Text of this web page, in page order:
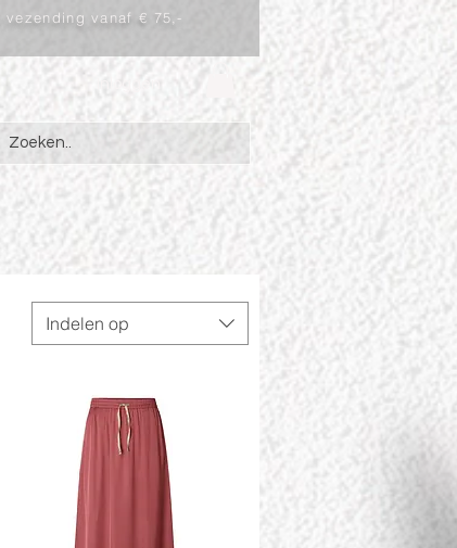
vezending vanaf € 75,-
Indelen op